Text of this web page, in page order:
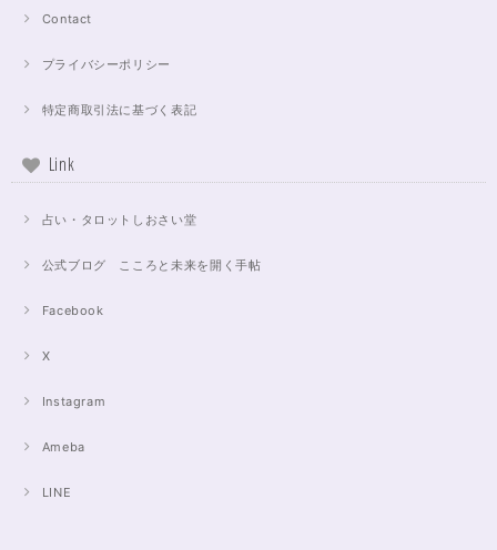
Contact
プライバシーポリシー
特定商取引法に基づく表記
Link
占い・タロットしおさい堂
公式ブログ こころと未来を開く手帖
Facebook
X
Instagram
Ameba
LINE